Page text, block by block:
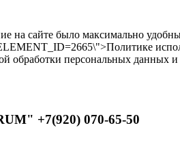
на сайте было максимально
персональных данных
+7(920) 070-65-50